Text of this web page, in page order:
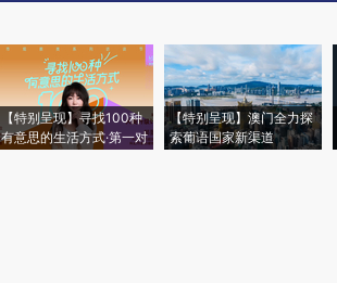
【特别呈现】寻找100种
有意思的生活方式·第一对
【特别呈现】澳门全力探
索葡语国家新渠道